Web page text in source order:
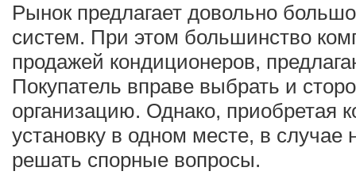
Рынок предлагает довольно
систем. При этом большинство
продажей кондиционеров,
Покупатель вправе выбрать и
организацию. Однако, приобретая
установку в одном месте, в случае
решать спорные вопросы.